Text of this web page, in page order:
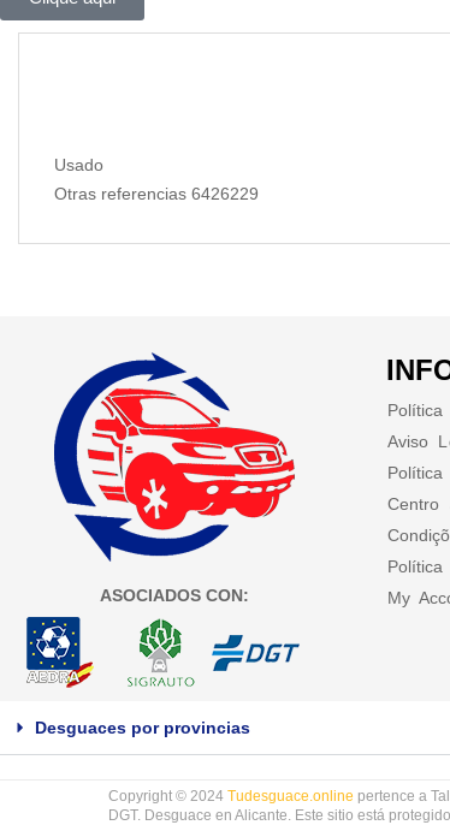
Usado
Otras referencias 6426229
ASOCIADOS CON:
Aviso
Centro
My
Desguaces por provincias
Copyright © 2024 Tudesguace.online pertence a
DGT. Desguace en Alicante. Este sitio está